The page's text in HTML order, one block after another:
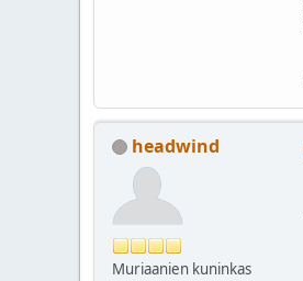
headwind
Muriaanien kuninkas